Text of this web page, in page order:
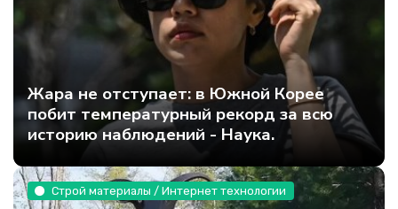
Жара не отступает: в Южной Корее
побит температурный рекорд за всю
историю наблюдений - Наука.
Строй материалы / Интернет технологии